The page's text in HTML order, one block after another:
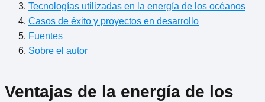
Tecnologías utilizadas en la energía de los océanos
Casos de éxito y proyectos en desarrollo
Fuentes
Sobre el autor
Ventajas de la energía de los